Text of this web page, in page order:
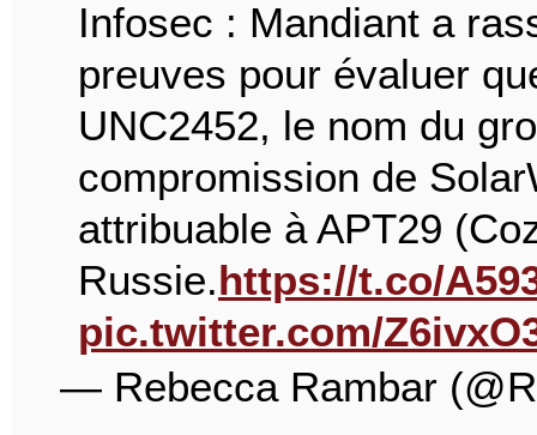
Infosec : Mandiant a
preuves pour évaluer
UNC2452, le nom du
compromission de
attribuable à APT29
Russie.https://t.co/
pic.twitter.com/
— Rebecca Rambar